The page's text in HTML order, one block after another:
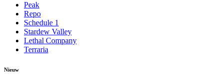
Peak
Repo
Schedule 1
Stardew Valley
Lethal Company
Terraria
Nieuw